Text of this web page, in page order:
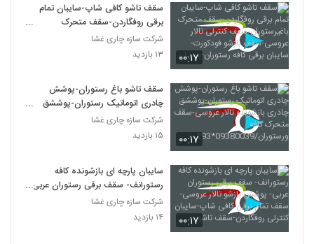
۰۰:۱۷
سقف تاشو کافی شاپ-سایبان تمام
برقی روفگاردن-سقف متحرک
باغیرستوران-سقف کنترلی تالار عروسی-
سقف بازشو فودکورت-سایبان برقی
کافه رستوران-سایبان
شرکت سازه چاری غشا
۱۳ بازدید
۰۰:۱۷
سقف تاشو باغ رستوران-پوشش
چادری اتوماتیک رستوران-پوششق
چادری بازشونده تالار عروسی-سقف
متحرک کافه
شرکت سازه چاری غشا
۱۵ بازدید
۰۰:۱۷
سایبان پارچه ای بازشونده کافه
رستورانف- سقف برقی رستوران عربی-
پوشش بازشو تالار عروسی-سقف تمام
برقی کافی شاپ-سایبان کنترلی
روفگاردن-سقف تاشو
شرکت سازه چاری غشا
۱۴ بازدید